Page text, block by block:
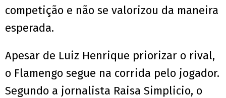
competição e não se valorizou da maneira
esperada.
Apesar de Luiz Henrique priorizar o rival,
o Flamengo segue na corrida pelo jogador.
Segundo a jornalista Raisa Simplicio, o